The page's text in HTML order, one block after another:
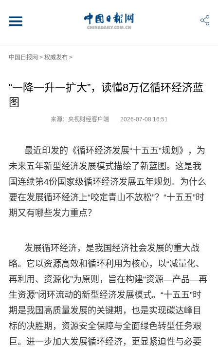
中国日报网 > 权威发布>
“一降一升一扩大”，读懂8万亿循环经济蓝
图
来源：央视财经客户端 2026-07-08 16:51
最近印发的《循环经济发展“十五五”规划》，为
未来五年新型经济发展模式描绘了新蓝图。这是我
国连续第4份国家级循环经济发展五年规划。为什么
要在发展循环经济上“咬定青山不放松”？“十五五”时
期又有哪些发力重点？
发展循环经济，是我国经济社会发展的重大战
略。它以‌资源高效和循环利用为核心‌，以‌“减量化、
再利用、资源化”为原则‌，旨在构建‌“资源—产品—再
生资源”闭环流动‌的新型经济发展模式。“十五五”时
期是我国高质量发展的关键期，也是实现碳达峰目
标的决胜期，资源安全保障与全面绿色转型任务艰
巨。进一步加大发展循环经济，更显紧迫性与必要